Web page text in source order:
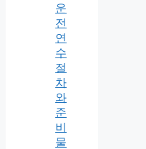
운
전
연
수
절
차
와
준
비
물